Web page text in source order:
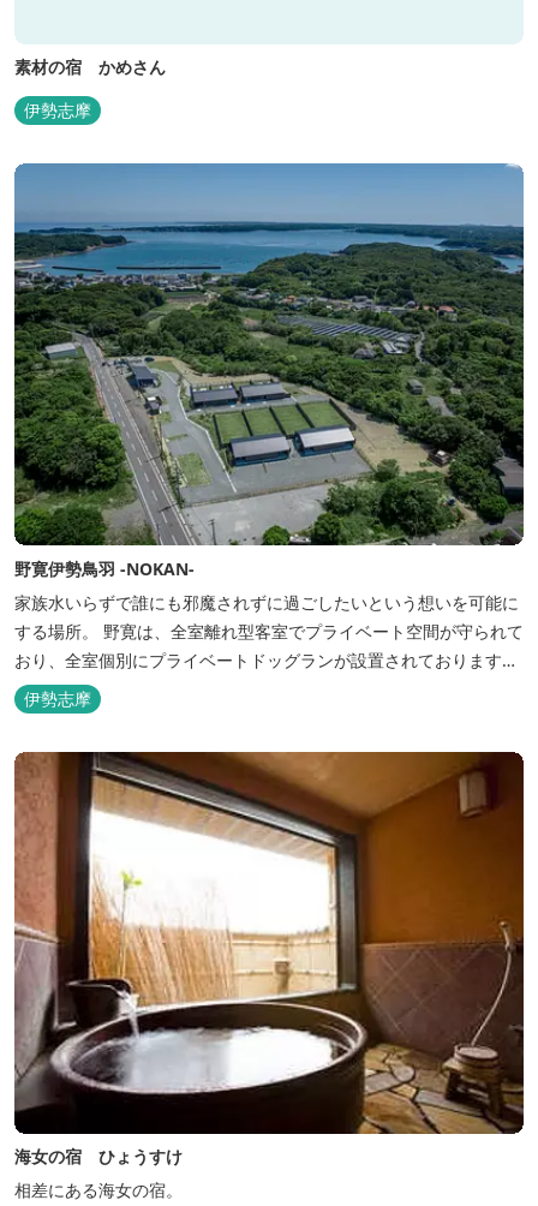
素材の宿 かめさん
伊勢志摩
野寛伊勢鳥羽 -NOKAN-
家族水いらずで誰にも邪魔されずに過ごしたいという想いを可能に
する場所。 野寛は、全室離れ型客室でプライベート空間が守られて
おり、全室個別にプライベートドッグランが設置されております。
室内面積66㎡～115㎡、プライベートドッグラン面積140㎡～330㎡
を設置した広い作りで、 和モダンをコンセプトとした洗練されたデ
ラ...
伊勢志摩
海女の宿 ひょうすけ
相差にある海女の宿。